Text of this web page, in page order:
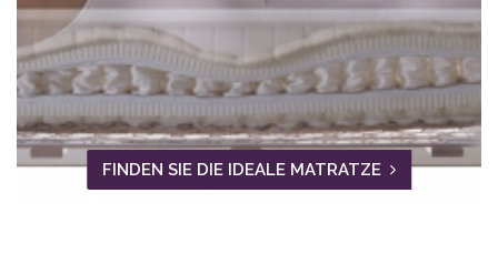
FINDEN SIE DIE IDEALE MATRATZE